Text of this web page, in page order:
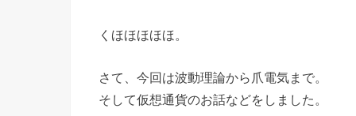
くほほほほほ。
さて、今回は波動理論から爪電気まで。
そして仮想通貨のお話などをしました。